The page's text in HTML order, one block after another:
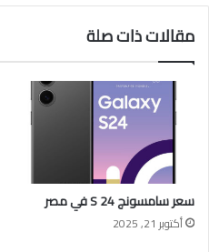
مقالات ذات صلة
سعر سامسونج S 24 في مصر
أكتوبر 21, 2025